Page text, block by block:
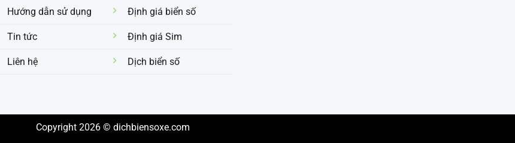
Hướng dẫn sử dụng
Tin tức
Liên hệ
Định giá biển số
Định giá Sim
Dịch biển số
Copyright 2026 © dichbiensoxe.com